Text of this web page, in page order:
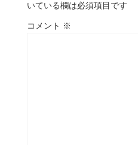
いている欄は必須項目です
コメント ※